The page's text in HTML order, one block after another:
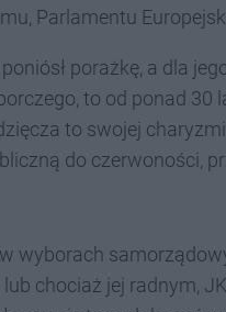
Parlamentu
porażkę, a dla
to od ponad
to swojej
do czerwoności,
wyborach
chociaż jej radnym,